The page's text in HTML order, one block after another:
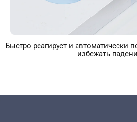
Быстро реагирует и автоматически
избежать